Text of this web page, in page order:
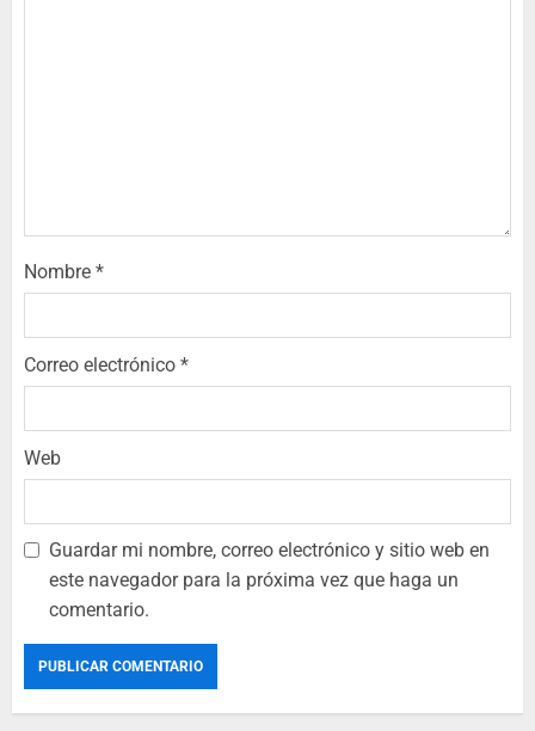
Nombre *
Correo electrónico *
Web
Guardar mi nombre, correo electrónico y sitio web en
este navegador para la próxima vez que haga un
comentario.